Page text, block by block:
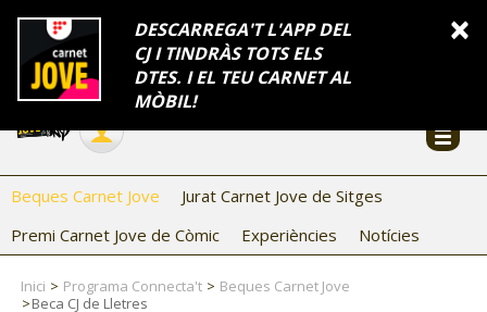
×
DESCARREGA'T L'APP DEL
CJ I TINDRÀS TOTS ELS
DTES. I EL TEU CARNET AL
MÒBIL!
Català
Temes
Serveis Generalitat Catalunya Seu electrònica
FES-TE EL CJ
COL·LABORADORS
CONTACTE
Beques Carnet Jove
Jurat Carnet Jove de Sitges
Premi Carnet Jove de Còmic
Experiències Notícies
Inici Programa Connecta't
Beques Carnet Jove
Beca CJ de Lletres